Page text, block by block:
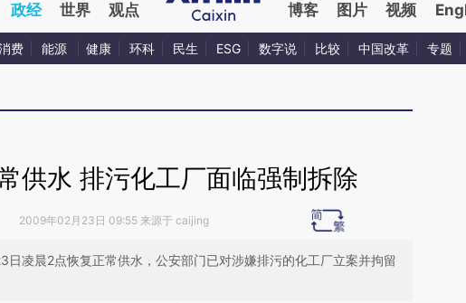
政经 世界 观点 博客 图片 视频
费 能源 健康 环科 民生 ESG 数字说 比较 中国改革 专题
供水 排污化工厂面临强制拆除
2009年02月23日 09:55 来源于 caijing
日凌晨2点恢复正常供水，公安部门已对涉嫌排污的化工厂立案并拘留